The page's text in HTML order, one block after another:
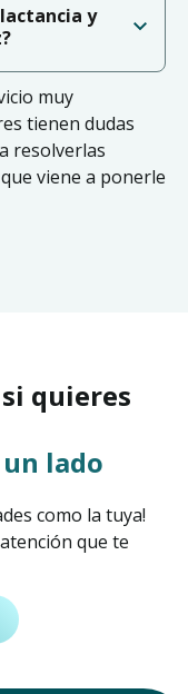
y
muy
tienen dudas
resolverlas
viene a ponerle
quieres
lado
como la tuya!
que te